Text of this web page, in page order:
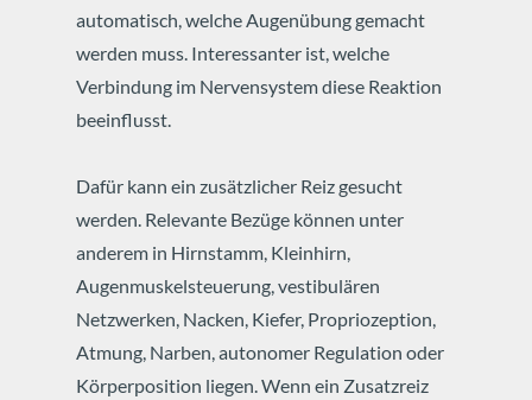
automatisch, welche Augenübung gemacht
werden muss. Interessanter ist, welche
Verbindung im Nervensystem diese Reaktion
beeinflusst.
Dafür kann ein zusätzlicher Reiz gesucht
werden. Relevante Bezüge können unter
anderem in Hirnstamm, Kleinhirn,
Augenmuskelsteuerung, vestibulären
Netzwerken, Nacken, Kiefer, Propriozeption,
Atmung, Narben, autonomer Regulation oder
Körperposition liegen. Wenn ein Zusatzreiz